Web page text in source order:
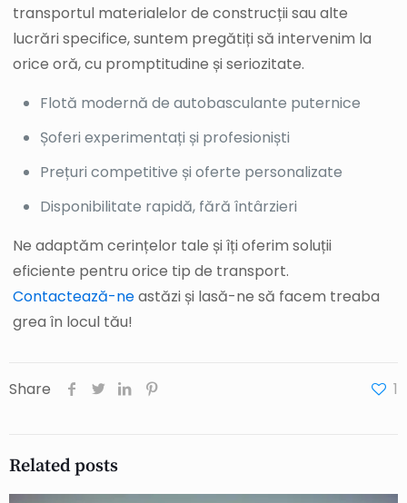
transportul materialelor de construcții sau alte
lucrări specifice, suntem pregătiți să intervenim la
orice oră, cu promptitudine și seriozitate.
Flotă modernă de autobasculante puternice
Șoferi experimentați și profesioniști
Prețuri competitive și oferte personalizate
Disponibilitate rapidă, fără întârzieri
Ne adaptăm cerințelor tale și îți oferim soluții
eficiente pentru orice tip de transport.
Contactează-neastăzi și lasă-ne să facem treaba
grea în locul tău!
Share 1
Related posts